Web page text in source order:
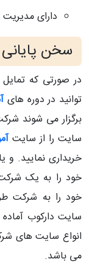
دارای
سخن پایانی
در صورتی که
توانید در دوره های
برگزار می شوند
سایت را از سایت
خریداری نمایید. و
خود را به یک
خود را به شرکت
سایت دارکوب
انواع سایت های
می باشد.